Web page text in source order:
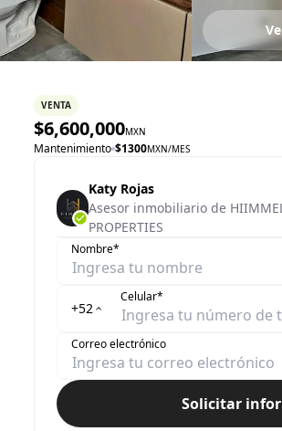
VENTA
$6,600,000MXN
Mantenimiento $1300MXN/MES
Katy Rojas
Asesor inmobiliario de
PROPERTIES
Nombre*
+52
Celular*
Correo electrónico
Solicitar